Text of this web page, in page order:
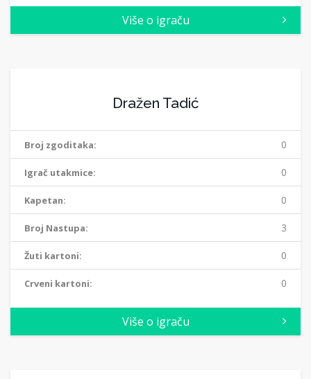
Više o igraču
Dražen Tadić
Broj zgoditaka: 0
Igrač utakmice: 0
Kapetan: 0
Broj Nastupa: 3
Žuti kartoni: 0
Crveni kartoni: 0
Više o igraču